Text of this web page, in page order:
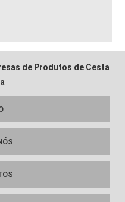
de Produtos de Cesta